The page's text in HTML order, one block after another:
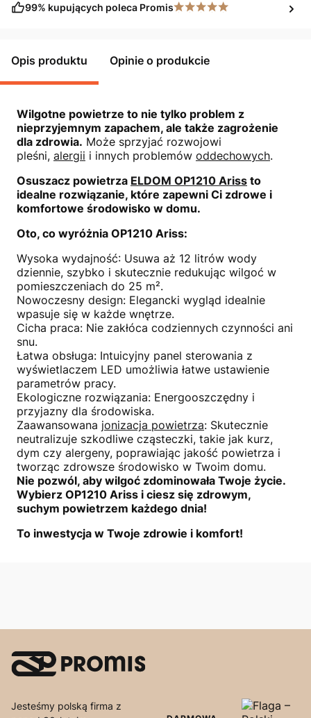
99% kupujących poleca Promis
Opis produktu Opinie o produkcie
Wilgotne powietrze to nie tylko problem z
nieprzyjemnym zapachem, ale także zagrożenie
dla zdrowia. Może sprzyjać rozwojowi
pleśni, alergii i innych problemów oddechowych.
Osuszacz powietrza ELDOM OP1210 Ariss to
idealne rozwiązanie, które zapewni Ci zdrowe i
komfortowe środowisko w domu.
Oto, co wyróżnia OP1210 Ariss:
Wysoka wydajność: Usuwa aż 12 litrów wody
dziennie, szybko i skutecznie redukując wilgoć w
pomieszczeniach do 25 m².
Nowoczesny design: Elegancki wygląd idealnie
wpasuje się w każde wnętrze.
Cicha praca: Nie zakłóca codziennych czynności ani
snu.
Łatwa obsługa: Intuicyjny panel sterowania z
wyświetlaczem LED umożliwia łatwe ustawienie
parametrów pracy.
Ekologiczne rozwiązania: Energooszczędny i
przyjazny dla środowiska.
Zaawansowana jonizacja powietrza: Skutecznie
neutralizuje szkodliwe cząsteczki, takie jak kurz,
dym czy alergeny, poprawiając jakość powietrza i
tworząc zdrowsze środowisko w Twoim domu.
Nie pozwól, aby wilgoć zdominowała Twoje życie.
Wybierz OP1210 Ariss i ciesz się zdrowym,
suchym powietrzem każdego dnia!
To inwestycja w Twoje zdrowie i komfort!
Jesteśmy polską firma z